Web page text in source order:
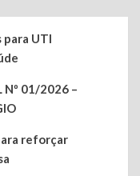
UTI
Nº 01/2026 –
reforçar